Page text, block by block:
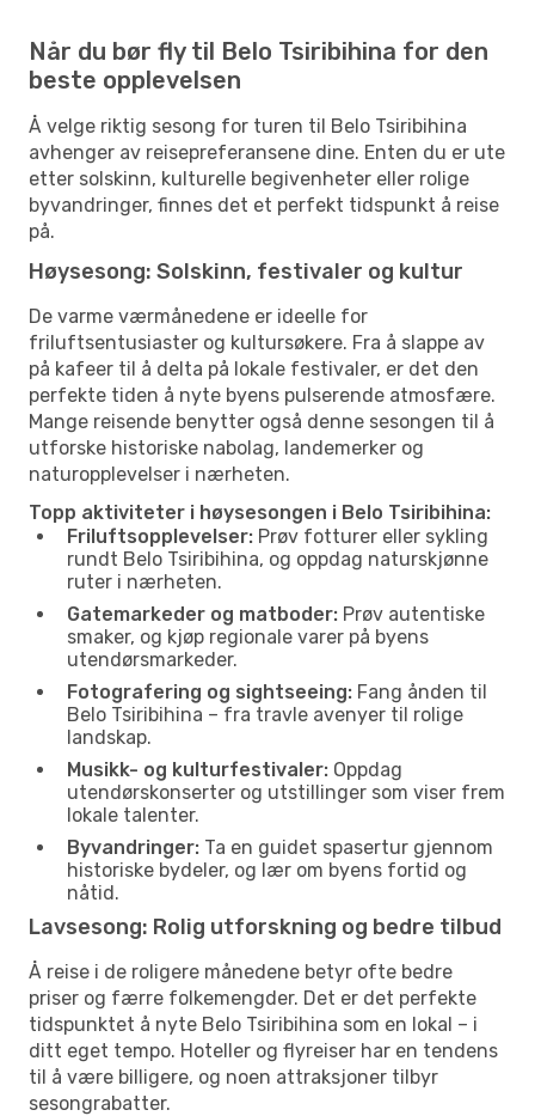
Når du bør fly til Belo Tsiribihina for den
beste opplevelsen
Å velge riktig sesong for turen til Belo Tsiribihina
avhenger av reisepreferansene dine. Enten du er ute
etter solskinn, kulturelle begivenheter eller rolige
byvandringer, finnes det et perfekt tidspunkt å reise
på.
Høysesong: Solskinn, festivaler og kultur
De varme værmånedene er ideelle for
friluftsentusiaster og kultursøkere. Fra å slappe av
på kafeer til å delta på lokale festivaler, er det den
perfekte tiden å nyte byens pulserende atmosfære.
Mange reisende benytter også denne sesongen til å
utforske historiske nabolag, landemerker og
naturopplevelser i nærheten.
Topp aktiviteter i høysesongen i Belo Tsiribihina:
Friluftsopplevelser: Prøv fotturer eller sykling
rundt Belo Tsiribihina, og oppdag naturskjønne
ruter i nærheten.
Gatemarkeder og matboder: Prøv autentiske
smaker, og kjøp regionale varer på byens
utendørsmarkeder.
Fotografering og sightseeing: Fang ånden til
Belo Tsiribihina – fra travle avenyer til rolige
landskap.
Musikk- og kulturfestivaler: Oppdag
utendørskonserter og utstillinger som viser frem
lokale talenter.
Byvandringer: Ta en guidet spasertur gjennom
historiske bydeler, og lær om byens fortid og
nåtid.
Lavsesong: Rolig utforskning og bedre tilbud
Å reise i de roligere månedene betyr ofte bedre
priser og færre folkemengder. Det er det perfekte
tidspunktet å nyte Belo Tsiribihina som en lokal – i
ditt eget tempo. Hoteller og flyreiser har en tendens
til å være billigere, og noen attraksjoner tilbyr
sesongrabatter.